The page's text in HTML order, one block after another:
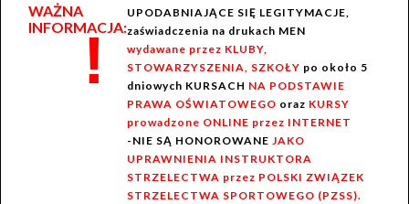
WAŻNA
INFORMACJA:
!
UPODABNIAJĄCE SIĘ LEGITYMACJE,
zaświadczenia na drukach MEN
wydawane przez KLUBY,
STOWARZYSZENIA, SZKOŁY po około 5
dniowych KURSACH NA PODSTAWIE
PRAWA OŚWIATOWEGO oraz KURSY
prowadzone ONLINE przez INTERNET
-NIE SĄ HONOROWANE JAKO
UPRAWNIENIA INSTRUKTORA
STRZELECTWA przez POLSKI ZWIĄZEK
STRZELECTWA SPORTOWEGO (PZSS).